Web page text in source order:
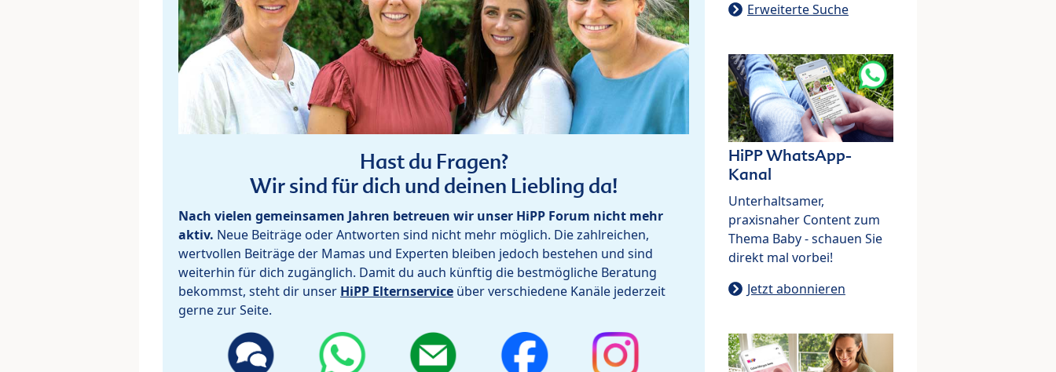
Hast du Fragen?
Wir sind für dich und deinen Liebling da!
Nach vielen gemeinsamen Jahren betreuen wir unser HiPP Forum nicht mehr
aktiv. Neue Beiträge oder Antworten sind nicht mehr möglich. Die zahlreichen,
wertvollen Beiträge der Mamas und Experten bleiben jedoch bestehen und sind
weiterhin für dich zugänglich. Damit du auch künftig die bestmögliche Beratung
bekommst, steht dir unser HiPP Elternservice über verschiedene Kanäle jederzeit
gerne zur Seite.
Erweiterte Suche
HiPP WhatsApp-
Kanal
Unterhaltsamer,
praxisnaher Content zum
Thema Baby - schauen Sie
direkt mal vorbei!
Jetzt abonnieren